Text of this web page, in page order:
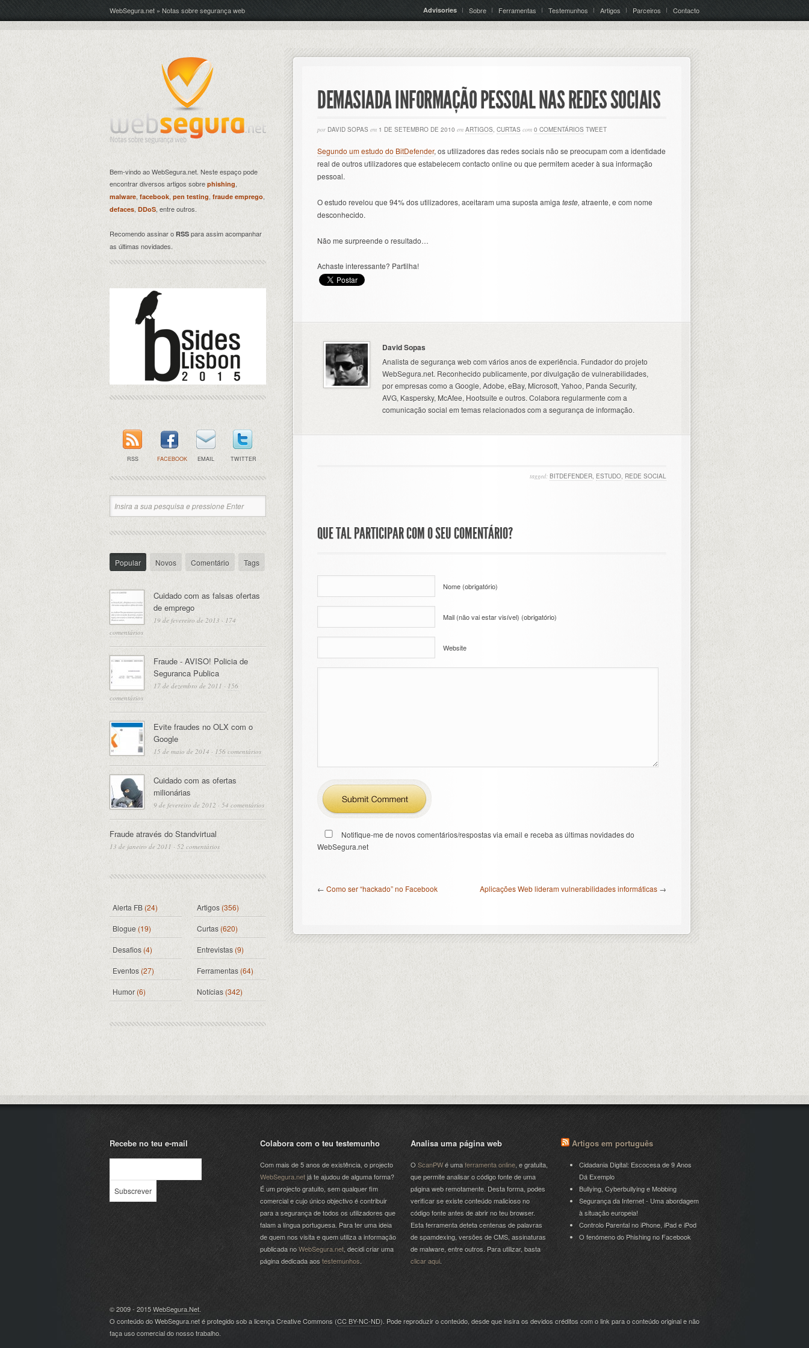
WebSegura.net » Notas sobre segurança web Advisories Sobre Ferramentas Testemunhos Artigos Parceiros Contacto
DEMASIADA INFORMAÇÃO PESSOAL NAS REDES SOCIAIS
por DAVID SOPAS em 1 DE SETEMBRO DE 2010 em ARTIGOS, CURTAS com 0 COMENTÁRIOS TWEET
Segundo um estudo do BitDefender, os utilizadores das redes sociais não se preocupam com a identidade
real de outros utilizadores que estabelecem contacto online ou que permitem aceder à sua informação
pessoal.
O estudo revelou que 94% dos utilizadores, aceitaram uma suposta amiga teste, atraente, e com nome
desconhecido.
Não me surpreende o resultado…
Achaste interessante? Partilha!
David Sopas
Analista de segurança web com vários anos de experiência. Fundador do projeto
WebSegura.net. Reconhecido publicamente, por divulgação de vulnerabilidades,
por empresas como a Google, Adobe, eBay, Microsoft, Yahoo, Panda Security,
AVG, Kaspersky, McAfee, Hootsuite e outros. Colabora regularmente com a
comunicação social em temas relacionados com a segurança de informação.
tagged: BITDEFENDER, ESTUDO, REDE SOCIAL
QUE TAL PARTICIPAR COM O SEU COMENTÁRIO?
Nome (obrigatório)
Mail (não vai estar visível) (obrigatório)
Website
Notifique-me de novos comentários/respostas via email e receba as últimas novidades do
WebSegura.net
← Como ser “hackado” no Facebook Aplicações Web lideram vulnerabilidades informáticas →
Bem-vindo ao WebSegura.net. Neste espaço pode
encontrar diversos artigos sobre phishing,
malware, facebook, pen testing, fraude emprego,
defaces DDoS, entre outros.
Recomendo assinar o RSS para assim acompanhar
as últimas novidades.
RSS FACEBOOK EMAIL TWITTER
Popular Novos Comentário Tags
Cuidado com as falsas ofertas
de emprego
19 de fevereiro de 2013 · 174
comentários
Fraude - AVISO! Policia de
Seguranca Publica
17 de dezembro de 2011 · 156
comentários
Evite fraudes no OLX com o
Google
15 de maio de 2014 · 156 comentários
Cuidado com as ofertas
milionárias
9 de fevereiro de 2012 · 54 comentários
Fraude através do Standvirtual
13 de janeiro de 2011 · 52 comentários
Alerta FB(24) Artigos(356)
Blogue(19) Curtas (620)
Desafios (4) Entrevistas (9)
Eventos (27) Ferramentas(64)
Humor(6) Notícias (342)
Recebe no teu e-mail Colabora com o teu testemunho
Com mais de 5 anos de existência, o projecto
WebSegura.netjá te ajudou de alguma forma?
É um projecto gratuito, sem qualquer fim
comercial e cujo único objectivo é contribuir
para a segurança de todos os utilizadores que
falam a língua portuguesa. Para ter uma ideia
de quem nos visita e quem utiliza a informação
publicada noWebSegura.net , decidi criar uma
página dedicada aos testemunhos
Analisa uma página web
OScanPWé umaferramenta online, e gratuita,
que permite analisar o código fonte de uma
página web remotamente. Desta forma, podes
verificar se existe conteúdo malicioso no
código fonte antes de abrir no teu browser.
Esta ferramenta deteta centenas de palavras
de spamdexing, versões de CMS, assinaturas
de malware, entre outros. Para utilizar, basta
clicar aqui.
Artigos em português
Cidadania Digital: Escocesa de 9 Anos
Dá Exemplo
Bullying, Cyberbullying e Mobbing
Segurança da Internet - Uma abordagem
à situação europeia!
Controlo Parental no iPhone, iPad e iPod
O fenómeno do Phishing no Facebook
© 2009 - 2015WebSegura.Net.
O conteúdo do WebSegura.net é protegido sob a licença Creative Commons (CC BY-NC-ND). Pode reproduzir o conteúdo, desde que insira os devidos créditos com o link para o conteúdo original e não
faça uso comercial do nosso trabalho.